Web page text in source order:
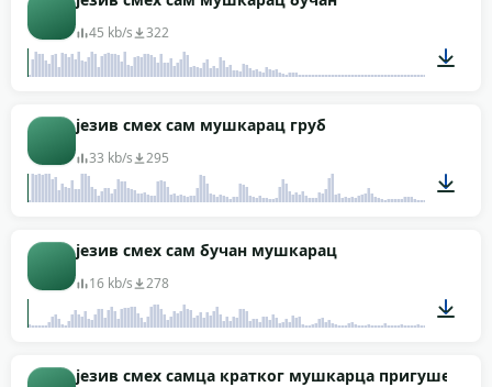
45 kb/s 322
језив смех сам мушкарац груб
33 kb/s 295
језив смех сам бучан мушкарац
16 kb/s 278
00:03
језив смех самца кратког мушкарца пригушеног